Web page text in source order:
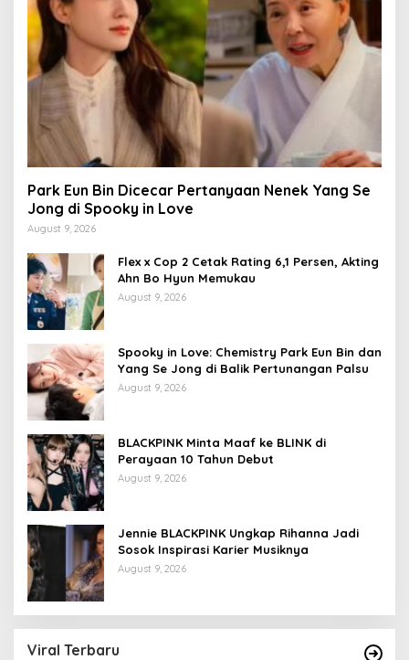
Park Eun Bin Dicecar Pertanyaan Nenek Yang Se
Jong di Spooky in Love
August 9, 2026
Flex x Cop 2 Cetak Rating 6,1 Persen, Akting
Ahn Bo Hyun Memukau
August 9, 2026
Spooky in Love: Chemistry Park Eun Bin dan
Yang Se Jong di Balik Pertunangan Palsu
August 9, 2026
BLACKPINK Minta Maaf ke BLINK di
Perayaan 10 Tahun Debut
August 9, 2026
Jennie BLACKPINK Ungkap Rihanna Jadi
Sosok Inspirasi Karier Musiknya
August 9, 2026
Viral Terbaru